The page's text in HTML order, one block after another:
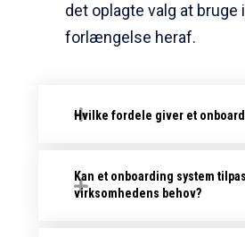
det oplagte valg at bruge i
forlængelse heraf.
Hvilke fordele giver et
Kan et onboarding system
virksomhedens behov?